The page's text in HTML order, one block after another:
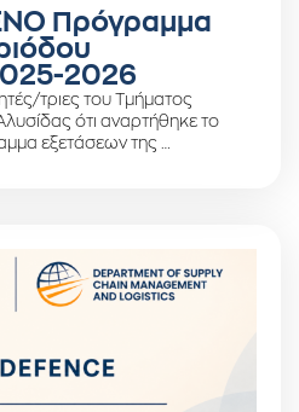
Πρόγραμμα
2026
τριες του Τμήματος
ότι αναρτήθηκε το
εξετάσεων της …